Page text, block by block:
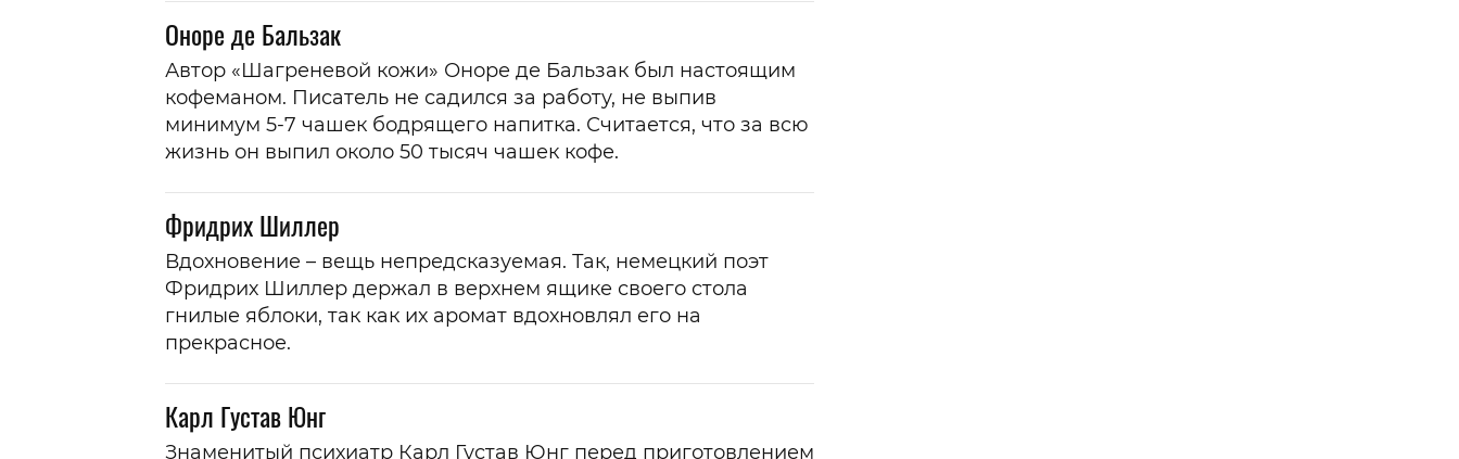
Оноре де Бальзак
Автор «Шагреневой кожи» Оноре де Бальзак был настоящим
кофеманом. Писатель не садился за работу, не выпив
минимум 5-7 чашек бодрящего напитка. Считается, что за всю
жизнь он выпил около 50 тысяч чашек кофе.
Фридрих Шиллер
Вдохновение – вещь непредсказуемая. Так, немецкий поэт
Фридрих Шиллер держал в верхнем ящике своего стола
гнилые яблоки, так как их аромат вдохновлял его на
прекрасное.
Карл Густав Юнг
Знаменитый психиатр Карл Густав Юнг перед приготовлением